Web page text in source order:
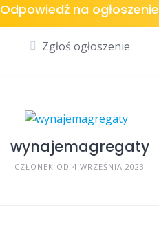
Odpowiedź na ogłoszenie
Zgłoś ogłoszenie
wynajemagregaty
CZŁONEK OD 4 WRZEŚNIA 2023